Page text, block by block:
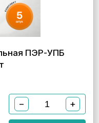
ПЭР-УПБ
− +